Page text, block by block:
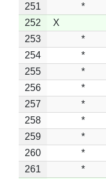
251
*
252
X
253
*
254
*
255
*
256
*
257
*
258
*
259
*
260
*
261
*